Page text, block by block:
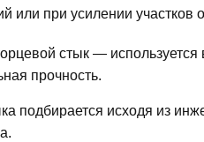
или при усилении участков
стык — используется
прочность.
подбирается исходя из